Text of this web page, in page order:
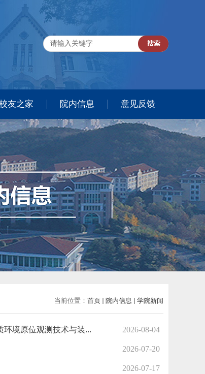
友之家 院内信息 意见反馈
当前位置： 首页 院内信息 学院新闻
境原位观测技术与装... 2026-08-04
2026-07-20
2026-07-17